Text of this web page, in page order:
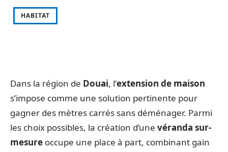
HABITAT
Dans la région de Douai, l’extension de maison
s’impose comme une solution pertinente pour
gagner des mètres carrés sans déménager. Parmi
les choix possibles, la création d’une véranda sur-
mesure occupe une place à part, combinant gain